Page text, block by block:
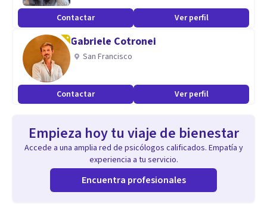
Contactar Ver perfil
Gabriele Cotronei
San Francisco
Contactar Ver perfil
Empieza hoy tu viaje de bienestar
Accede a una amplia red de psicólogos calificados. Empatía y
experiencia a tu servicio.
Encuentra profesionales